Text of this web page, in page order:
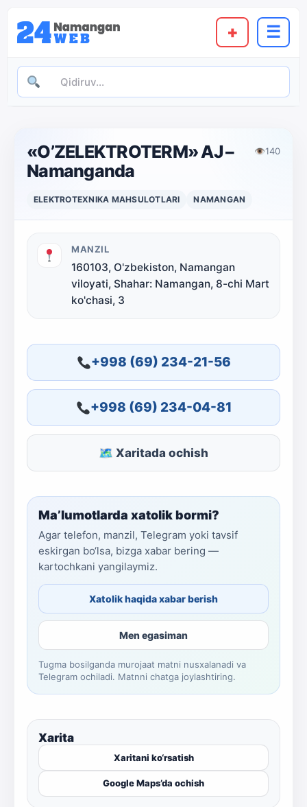
+ ☰
«O’ZELEKTROTERM» AJ –
Namanganda
👁140
ELEKTROTEXNIKA MAHSULOTLARI NAMANGAN
MANZIL
160103, O'zbekiston, Namangan
viloyati, Shahar: Namangan, 8-chi Mart
ko'chasi, 3
+998 (69) 234-21-56
+998 (69) 234-04-81
🗺 Xaritada ochish
Ma’lumotlarda xatolik bormi?
Agar telefon, manzil, Telegram yoki tavsif
eskirgan bo‘lsa, bizga xabar bering —
kartochkani yangilaymiz.
Xatolik haqida xabar berish
Men egasiman
Tugma bosilganda murojaat matni nusxalanadi va
Telegram ochiladi. Matnni chatga joylashtiring.
Xarita
Xaritani ko‘rsatish
Google Maps’da ochish